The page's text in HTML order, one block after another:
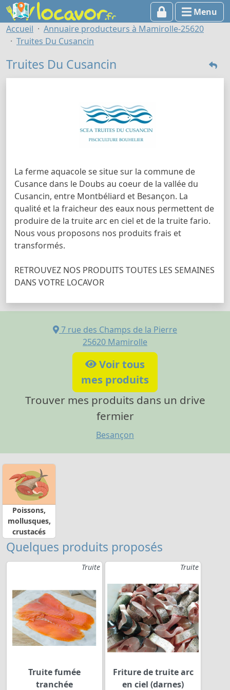
Menu
Accueil
Annuaire producteurs à Mamirolle-25620
Truites Du Cusancin
Truites Du Cusancin
La ferme aquacole se situe sur la commune de
Cusance dans le Doubs au coeur de la vallée du
Cusancin, entre Montbéliard et Besançon. La
qualité et la fraicheur des eaux nous permettent de
produire de la truite arc en ciel et de la truite fario.
Nous vous proposons nos produits frais et
transformés.
RETROUVEZ NOS PRODUITS TOUTES LES SEMAINES
DANS VOTRE LOCAVOR
7 rue des Champs de la Pierre
25620 Mamirolle
Voir tous
mes produits
Trouver mes produits dans un drive
fermier
Besançon
Poissons,
mollusques,
crustacés
Quelques produits proposés
Truite
Truite fumée
tranchée
Truite
Friture de truite arc
en ciel (darnes)